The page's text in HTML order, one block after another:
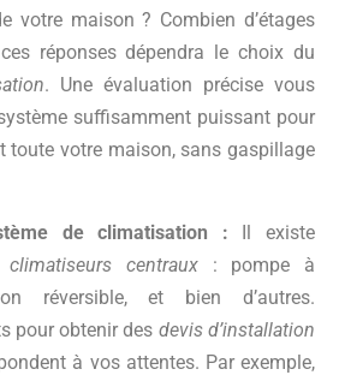
votre maison ? Combien d’étages
réponses dépendra le choix du
. Une évaluation précise vous
suffisamment puissant pour
toute votre maison, sans gaspillage
de climatisation : Il existe
climatiseurs centraux: pompe à
réversible, et bien d’autres.
pour obtenir des devis d’installation
à vos attentes. Par exemple,